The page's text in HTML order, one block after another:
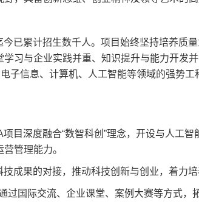
已累计招生数千人。项目始终坚持培养质
习与企业实践并重、知识提升与能力开发
子信息、计算机、人工智能等领域的强势工
目深度融合“数智科创”理念，开设与人工智
管理能力。
成果的对接，推动科技创新与创业，着力培
过国际交流、企业课堂、案例大赛等方式，